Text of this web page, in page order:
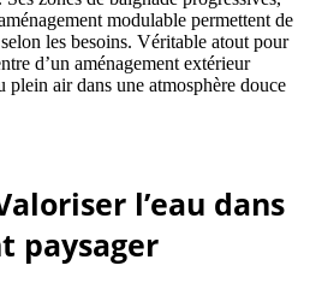
modulable permettent de
les besoins. Véritable atout pour
d’un aménagement extérieur
air dans une atmosphère douce
l’eau dans
paysager